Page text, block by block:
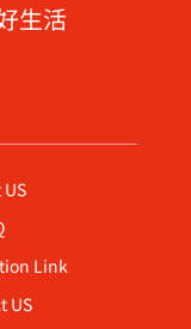
生活
Link
US